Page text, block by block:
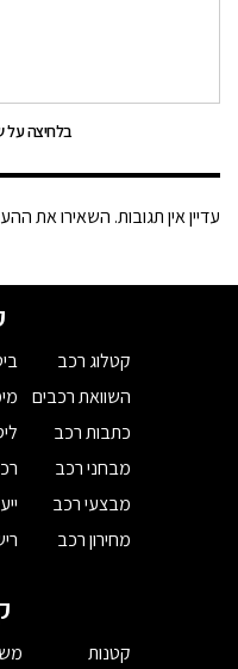
בלחיצה על
עדיין אין תגובות. השאירו את
קטלוג רכב
השוואת רכבים
כתבות רכב
מבחני רכב
מבצעי רכב
מחירון רכב
קטנות